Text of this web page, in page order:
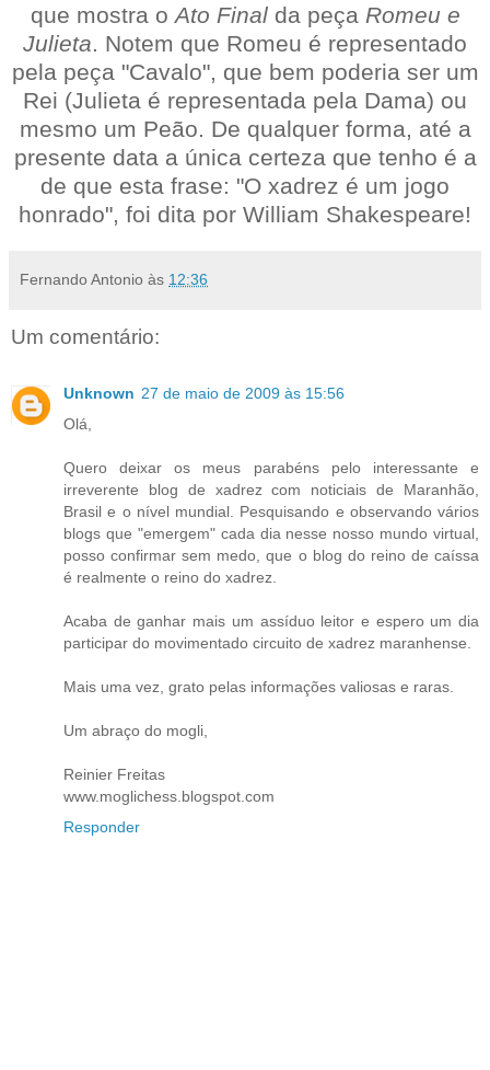
que mostra o Ato Finalda peça Romeu e
Julieta. Notem que Romeu é representado
pela peça "Cavalo", que bem poderia ser um
Rei (Julieta é representada pela Dama) ou
mesmo um Peão. De qualquer forma, até a
presente data a única certeza que tenho é a
de que esta frase: "O xadrez é um jogo
honrado", foi dita por William Shakespeare!
Fernando Antonio às 12:36
Um comentário:
Unknown 27 de maio de 2009 às 15:56
Olá,
Quero deixar os meus parabéns pelo interessante e
irreverente blog de xadrez com noticiais de Maranhão,
Brasil e o nível mundial. Pesquisando e observando vários
blogs que "emergem" cada dia nesse nosso mundo virtual,
posso confirmar sem medo, que o blog do reino de caíssa
é realmente o reino do xadrez.
Acaba de ganhar mais um assíduo leitor e espero um dia
participar do movimentado circuito de xadrez maranhense.
Mais uma vez, grato pelas informações valiosas e raras.
Um abraço do mogli,
Reinier Freitas
www.moglichess.blogspot.com
Responder